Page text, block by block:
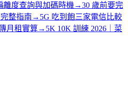
離度查詢與加碼時機 →30 歲前要完
整指南 → 5G 吃到飽三家電信比較
月租實算→ 5K 10K 訓練 2026｜菜